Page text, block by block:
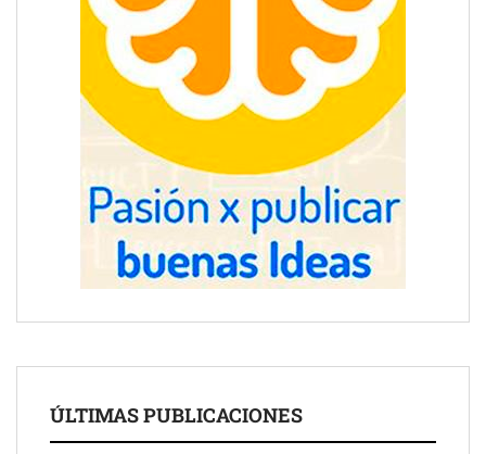
ÚLTIMAS PUBLICACIONES